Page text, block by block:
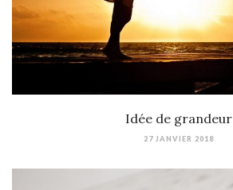
Idée de grandeur
27 JANVIER 2018